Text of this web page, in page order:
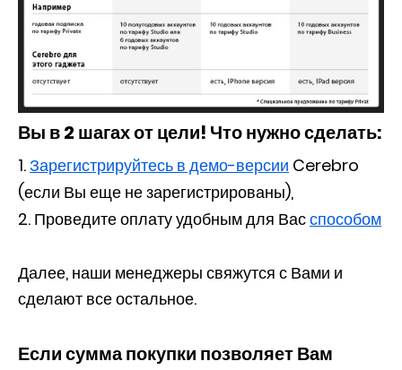
Вы в 2 шагах от цели! Что нужно сделать:
Зарегистрируйтесь в демо-версии Cerebro
(если Вы еще не зарегистрированы),
Проведите оплату удобным для Васспособом
Далее, наши менеджеры свяжутся с Вами и
сделают все остальное.
Если сумма покупки позволяет Вам